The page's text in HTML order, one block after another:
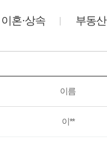
이혼·상속 부동산
이름
이**